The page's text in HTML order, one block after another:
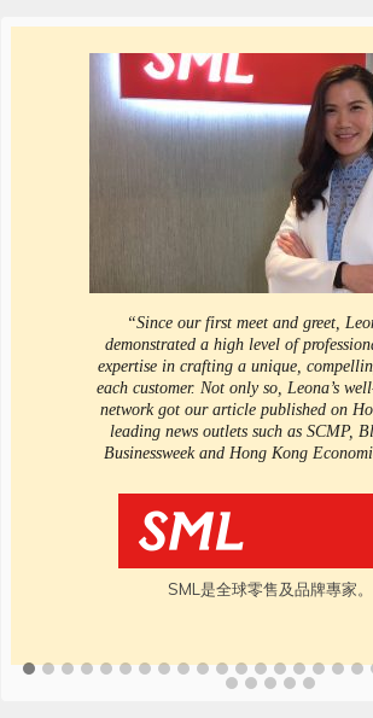
“Since our first meet and greet,
demonstrated a high level of
expertise in crafting a unique,
each customer. Not only so, Leona’s
network got our article published on
leading news outlets such as SCMP,
Businessweek and Hong Kong
SML是全球零售及品牌專家。